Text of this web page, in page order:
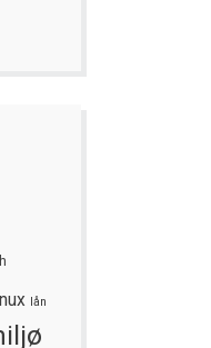
lån